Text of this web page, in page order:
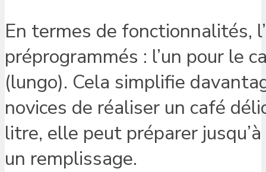
En termes de fonctionnalités,
préprogrammés : l’un pour le
(lungo). Cela simplifie
novices de réaliser un café
litre, elle peut préparer
un remplissage.